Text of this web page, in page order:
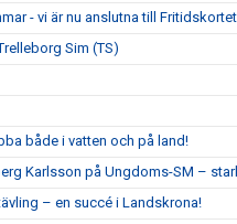
- vi är nu anslutna till
Sim (TS)
både i vatten och på land!
Karlsson på Ungdoms-SM –
– en succé i Landskrona!